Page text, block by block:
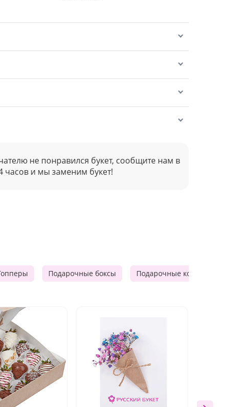
не понравился букет, сообщите нам в
часов и мы заменим букет!
Подарочные боксы Подарочные корзины